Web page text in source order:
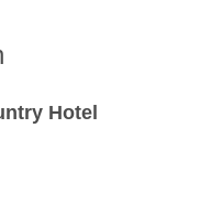
Hotel